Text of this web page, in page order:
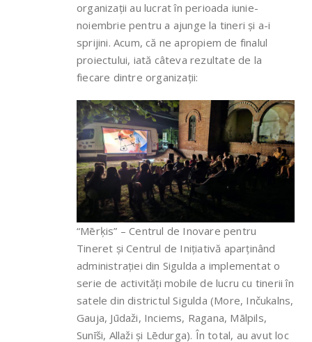
organizații au lucrat în perioada iunie-
noiembrie pentru a ajunge la tineri și a-i
sprijini. Acum, că ne apropiem de finalul
proiectului, iată câteva rezultate de la
fiecare dintre organizații:
“Mērķis” – Centrul de Inovare pentru
Tineret și Centrul de Inițiativă aparținând
administrației din Sigulda a implementat o
serie de activități mobile de lucru cu tinerii în
satele din districtul Sigulda (More, Inčukalns,
Gauja, Jūdaži, Inciems, Ragana, Mālpils,
Sunīši, Allaži și Lēdurga). În total, au avut loc